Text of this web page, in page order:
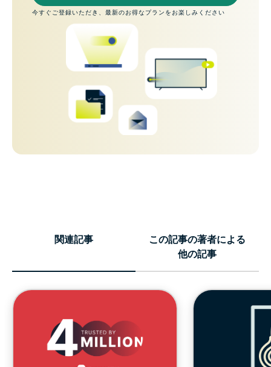
今すぐご登録いただき、最新のお得なプランをお楽しみください
関連記事
この記事の著者による
他の記事